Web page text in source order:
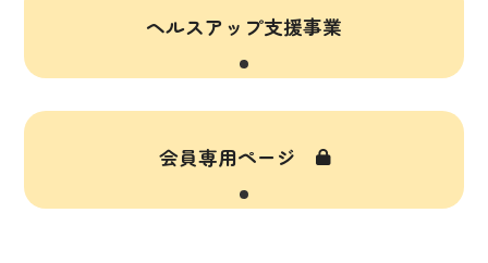
ヘルスアップ支援事業
会員専用ページ